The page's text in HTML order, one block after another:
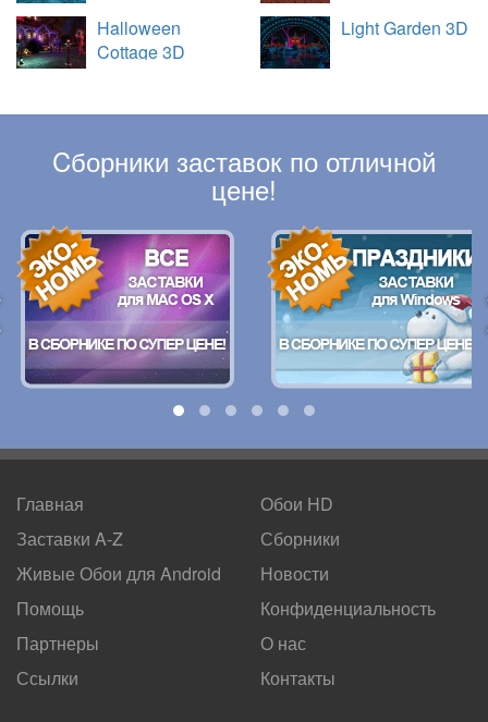
Halloween
Cottage 3D
Light Garden 3D
Cборники заставок по отличной
цене!
Главная
Заставки A-Z
Живые Обои для Android
Обои HD
Сборники
Новости
Помощь
Партнеры
Ссылки
Конфиденциальность
О нас
Контакты